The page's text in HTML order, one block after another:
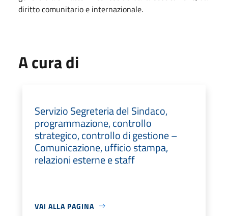
diritto comunitario e internazionale.
A cura di
Servizio Segreteria del Sindaco,
programmazione, controllo
strategico, controllo di gestione –
Comunicazione, ufficio stampa,
relazioni esterne e staff
VAI ALLA PAGINA